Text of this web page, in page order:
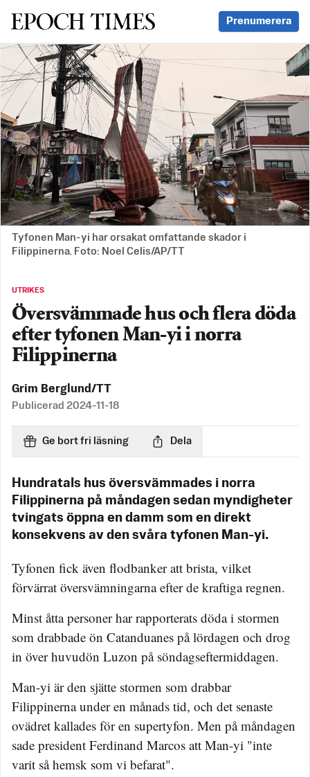
Svenska Epoch Times Prenumerera
Tyfonen Man-yi har orsakat omfattande skador i
Filippinerna. Foto: Noel Celis/AP/TT
UTRIKES
Översvämmade hus och flera döda
efter tyfonen Man-yi i norra
Filippinerna
Grim Berglund/TT
Publicerad 2024-11-18
Ge bort fri läsning Dela
Hundratals hus översvämmades i norra
Filippinerna på måndagen sedan myndigheter
tvingats öppna en damm som en direkt
konsekvens av den svåra tyfonen Man-yi.
Tyfonen fick även flodbanker att brista, vilket
förvärrat översvämningarna efter de kraftiga regnen.
Minst åtta personer har rapporterats döda i stormen
som drabbade ön Catanduanes på lördagen och drog
in över huvudön Luzon på söndagseftermiddagen.
Man-yi är den sjätte stormen som drabbar
Filippinerna under en månads tid, och det senaste
ovädret kallades för en supertyfon. Men på måndagen
sade president Ferdinand Marcos att Man-yi "inte
varit så hemsk som vi befarat".